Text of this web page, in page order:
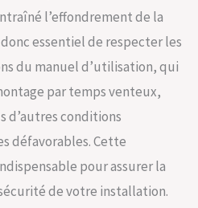
bonne stabilité
grâce au système
d'emboîtement ou
jardin est prête en
peu de temps ;
assemblez les
barres en acier
galvanisé ; reliez-les
aux parois latérales
et à la toile de toit
l’effondrement de la
essentiel de respecter les
du manuel d’utilisation, qui
par temps venteux,
d’autres conditions
défavorables. Cette
pour assurer la
de votre installation.